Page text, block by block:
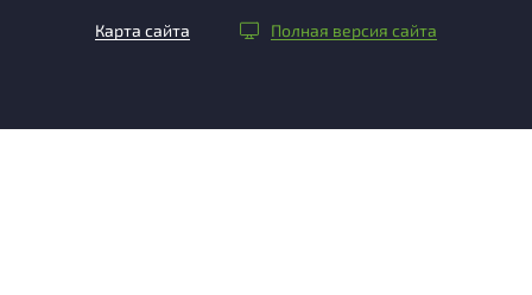
Карта сайта Полная версия сайта